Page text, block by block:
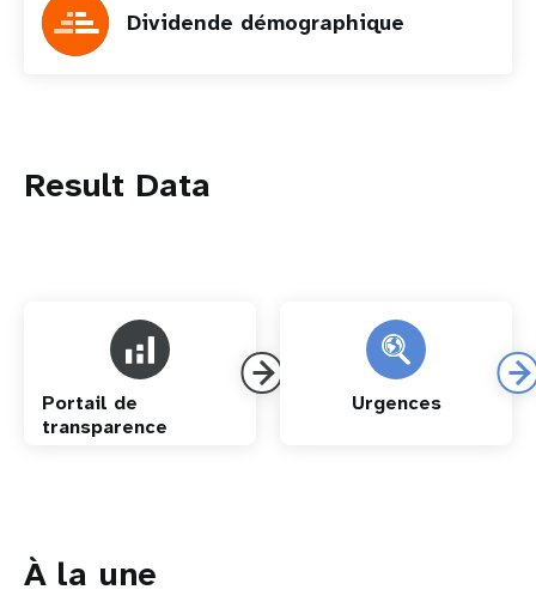
Dividende démographique
Result Data
Portail de
transparence
Urgences
À la une